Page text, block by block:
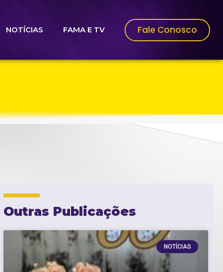
NOTÍCIAS FAMA E TV Fale Conosco
Outras Publicações
NOTÍCIAS